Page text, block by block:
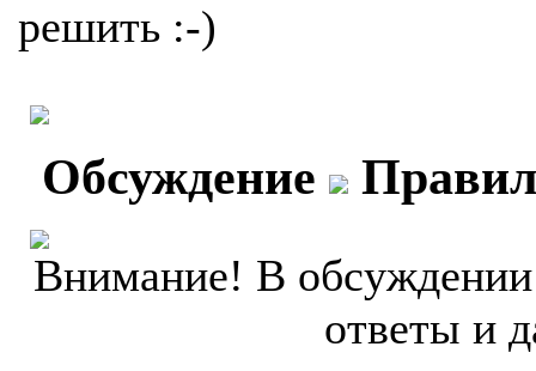
решить :-)
Обсуждение
Внимание! В обсуждении
ответы и